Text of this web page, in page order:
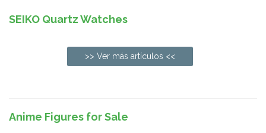
SEIKO Quartz Watches
>> Ver más artículos <<
Anime Figures for Sale